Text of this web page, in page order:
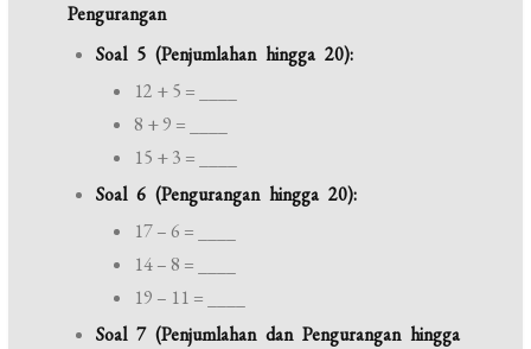
Pengurangan
Soal 5 (Penjumlahan hingga 20):
12 + 5 = ____
8 + 9 = ____
15 + 3 = ____
Soal 6 (Pengurangan hingga 20):
17 – 6 = ____
14 – 8 = ____
19 – 11 = ____
Soal 7 (Penjumlahan dan Pengurangan hingga